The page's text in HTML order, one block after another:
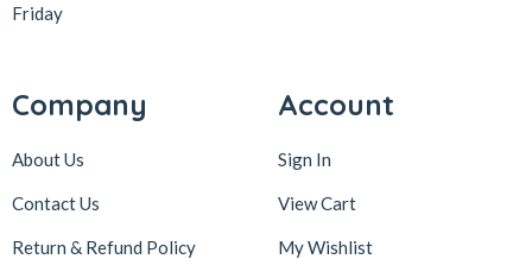
Friday
Company
About Us
Contact Us
Return & Refund Policy
Account
Sign In
View Cart
My Wishlist